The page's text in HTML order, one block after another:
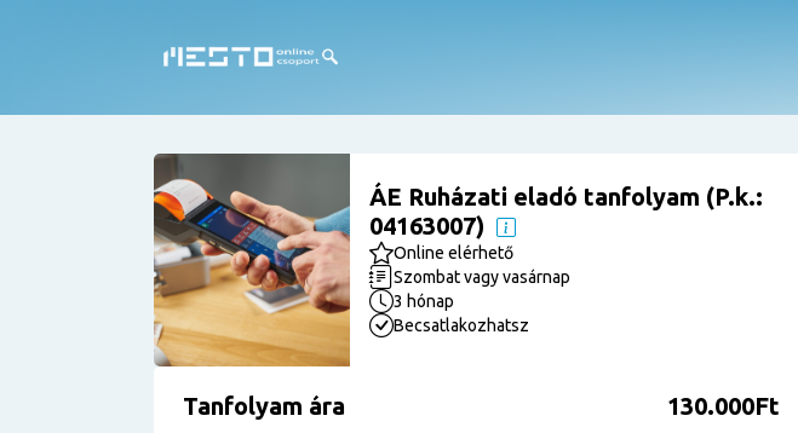
ÁE Ruházati eladó tanfolyam (P.k.:
04163007)
Online elérhető
Szombat vagy vasárnap
3 hónap
Becsatlakozhatsz
Tanfolyam ára 130.000Ft